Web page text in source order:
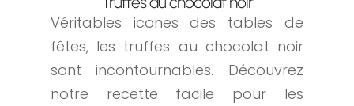
Véritables icones des tables de
fêtes, les truffes au chocolat noir
sont incontournables. Découvrez
notre recette facile pour les